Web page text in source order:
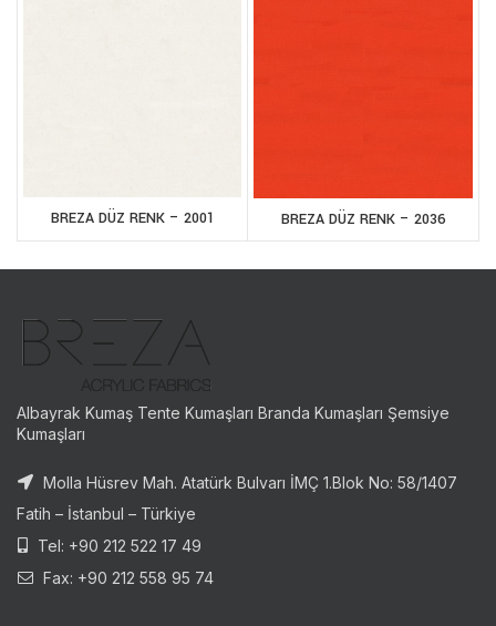
BREZA DÜZ RENK – 2001 BREZA DÜZ RENK – 2036
Albayrak Kumaş Tente Kumaşları Branda Kumaşları Şemsiye
Kumaşları
Molla Hüsrev Mah. Atatürk Bulvarı İMÇ 1.Blok No: 58/1407
Fatih – İstanbul – Türkiye
Tel: +90 212 522 17 49
Fax: +90 212 558 95 74